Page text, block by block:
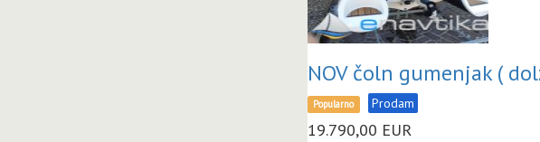
NOV čoln gumenjak (
Popularno Prodam
19.790,00 EUR